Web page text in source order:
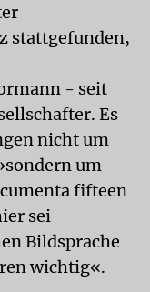
stattgefunden,
- seit
Es
nicht um
um
fifteen
sei
Bildsprache
wichtig«.